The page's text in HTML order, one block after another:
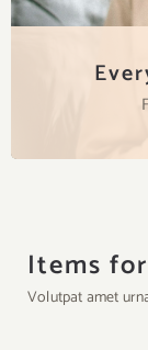
Items
Volutpat amet